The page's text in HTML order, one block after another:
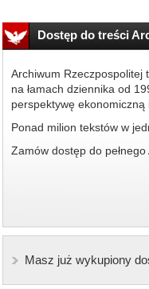
Dostęp do treści
Archiwum Rzeczpospolitej
na łamach dziennika od
perspektywę ekonomiczną
Ponad milion tekstów w
Zamów dostęp do
Masz już wykupiony